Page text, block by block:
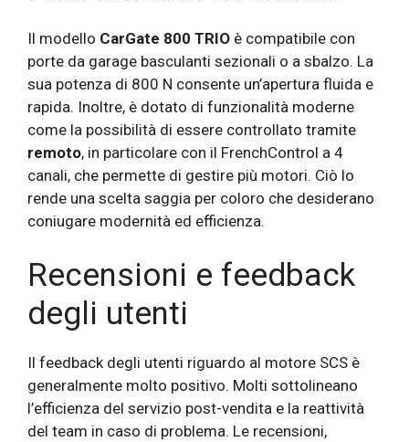
Il modello CarGate 800 TRIO è compatibile con
porte da garage basculanti sezionali o a sbalzo. La
sua potenza di 800 N consente un’apertura fluida e
rapida. Inoltre, è dotato di funzionalità moderne
come la possibilità di essere controllato tramite
remoto, in particolare con il FrenchControl a 4
canali, che permette di gestire più motori. Ciò lo
rende una scelta saggia per coloro che desiderano
coniugare modernità ed efficienza.
Recensioni e feedback
degli utenti
Il feedback degli utenti riguardo al motore SCS è
generalmente molto positivo. Molti sottolineano
l’efficienza del servizio post-vendita e la reattività
del team in caso di problema. Le recensioni,